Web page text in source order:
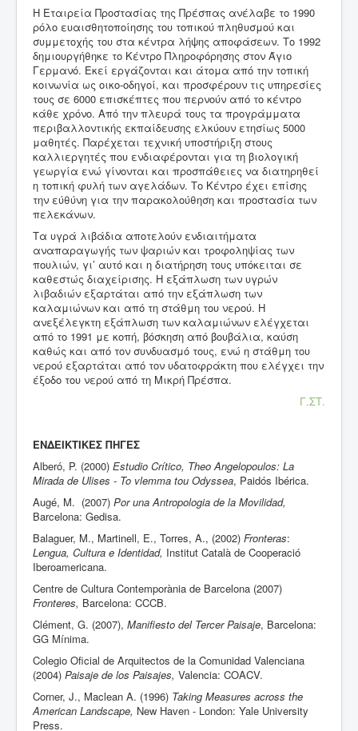
Η Εταιρεία Προστασίας της Πρέσπας ανέλαβε το 1990
ρόλο ευαισθητοποίησης του τοπικού πληθυσμού και
συμμετοχής του στα κέντρα λήψης αποφάσεων. Το 1992
δημιουργήθηκε το Κέντρο Πληροφόρησης στον Άγιο
Γερμανό. Εκεί εργάζονται και άτομα από την τοπική
κοινωνία ως οικο-οδηγοί, και προσφέρουν τις υπηρεσίες
τους σε 6000 επισκέπτες που περνούν από το κέντρο
κάθε χρόνο. Από την πλευρά τους τα προγράμματα
περιβαλλοντικής εκπαίδευσης ελκύουν ετησίως 5000
μαθητές. Παρέχεται τεχνική υποστήριξη στους
καλλιεργητές που ενδιαφέρονται για τη βιολογική
γεωργία ενώ γίνονται και προσπάθειες να διατηρηθεί
η τοπική φυλή των αγελάδων. Το Κέντρο έχει επίσης
την εύθύνη για την παρακολούθηση και προστασία των
πελεκάνων.
Τα υγρά λιβάδια αποτελούν ενδιαιτήματα
αναπαραγωγής των ψαριών και τροφοληψίας των
πουλιών, γι’ αυτό και η διατήρηση τους υπόκειται σε
καθεστώς διαχείρισης. Η εξάπλωση των υγρών
λιβαδιών εξαρτάται από την εξάπλωση των
καλαμιώνων και από τη στάθμη του νερού. Η
ανεξέλεγκτη εξάπλωση των καλαμιώνων ελέγχεται
από το 1991 με κοπή, βόσκηση από βουβάλια, καύση
καθώς και από τον συνδυασμό τους, ενώ η στάθμη του
νερού εξαρτάται από τον υδατοφράκτη που ελέγχει την
έξοδο του νερού από τη Μικρή Πρέσπα.
Γ.ΣΤ.
ΕΝΔΕΙΚΤΙΚΕΣ ΠΗΓΕΣ
Alberό, P. (2000) Estudio Crítico, Theo Angelopoulos: La
Mirada de Ulises - To vlemma tou Odyssea, Paidós Ibérica.
Augé, M. (2007) Por una Antropologia de la Movilidad,
Barcelona: Gedisa.
Balaguer, M., Martinell, E., Torres, A., (2002) Fronteras:
Lengua, Cultura e Identidad, Institut Català de Cooperació
Iberoamericana.
Centre de Cultura Contemporània de Barcelona (2007)
Fronteres, Barcelona: CCCB.
Clément, G. (2007), Manifiesto del Tercer Paisaje, Barcelona:
GG Mínima.
Colegio Oficial de Arquitectos de la Comunidad Valenciana
(2004) Paisaje de los Paisajes, Valencia: COACV.
Corner, J., Maclean A. (1996) Taking Measures across the
American Landscape, New Haven - London: Yale University
Press.